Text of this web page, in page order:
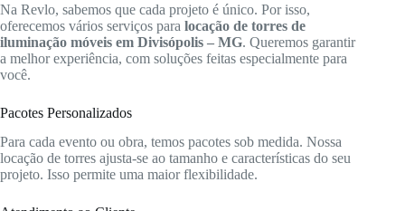
Na Revlo, sabemos que cada projeto é único. Por isso,
oferecemos vários serviços para locação de torres de
iluminação móveis em Divisópolis – MG. Queremos garantir
a melhor experiência, com soluções feitas especialmente para
você.
Pacotes Personalizados
Para cada evento ou obra, temos pacotes sob medida. Nossa
locação de torres ajusta-se ao tamanho e características do seu
projeto. Isso permite uma maior flexibilidade.